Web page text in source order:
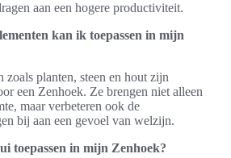
aan een hogere productiviteit.
kan ik toepassen in mijn
zoals planten, steen en hout zijn
een Zenhoek. Ze brengen niet alleen
maar verbeteren ook de
bij aan een gevoel van welzijn.
toepassen in mijn Zenhoek?